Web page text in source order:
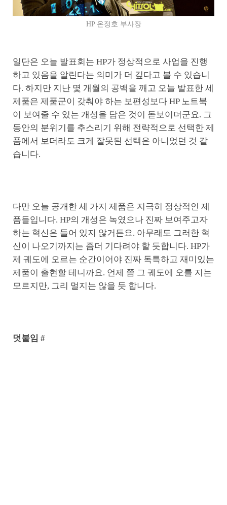
HP 온정호 부사장
일단은 오늘 발표회는 HP가 정상적으로 사업을 진행
하고 있음을 알린다는 의미가 더 깊다고 볼 수 있습니
다. 하지만 지난 몇 개월의 공백을 깨고 오늘 발표한 세
제품은 제품군이 갖춰야 하는 보편성보다 HP 노트북
이 보여줄 수 있는 개성을 담은 것이 돋보이더군요. 그
동안의 분위기를 추스리기 위해 전략적으로 선택한 제
품에서 보더라도 크게 잘못된 선택은 아니었던 것 같
습니다.
다만 오늘 공개한 세 가지 제품은 지극히 정상적인 제
품들입니다. HP의 개성은 녹였으나 진짜 보여주고자
하는 혁신은 들어 있지 않거든요. 아무래도 그러한 혁
신이 나오기까지는 좀더 기다려야 할 듯합니다. HP가
제 궤도에 오르는 순간이어야 진짜 독특하고 재미있는
제품이 출현할 테니까요. 언제 쯤 그 궤도에 오를 지는
모르지만, 그리 멀지는 않을 듯 합니다.
덧붙임 #